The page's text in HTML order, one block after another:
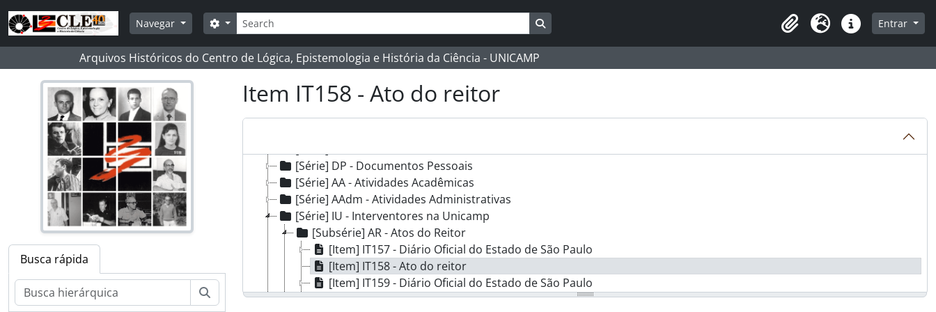
Skip to main content
Navegar
Buscar
Opções de busca
Clipboard
Idioma Atalhos Entrar
Arquivos Históricos do Centro de Lógica, Epistemologia e História da Ciência - UNICAMP
Busca rápida
Buscar
Item IT158 - Ato do reitor
[Série] DP - Documentos Pessoais
[Série] AA - Atividades Acadêmicas
[Série] AAdm - Atividades Administrativas
[Série] IU - Interventores na Unicamp
[Subsérie] AR - Atos do Reitor
[Item] IT157 - Diário Oficial do Estado de São Paulo
[Item] IT158 - Ato do reitor
[Item] IT159 - Diário Oficial do Estado de São Paulo
[Item] IT160 - Diário Oficial do Estado de São Paulo